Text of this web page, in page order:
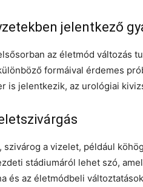
jelentkező
az életmód változás
formáival érdemes
is jelentkezik, az urológiai
szivárog a vizelet, például
stádiumáról lehet szó,
és az életmódbeli